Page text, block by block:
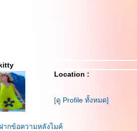
Location :
[ดู Profile ทั้งหมด]
ฝากข้อความหลังไมค์